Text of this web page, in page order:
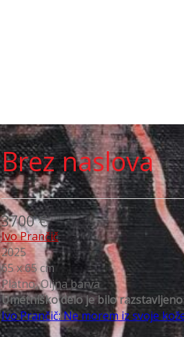
Brez naslova
3700 €
Ivo Prančič
2025
65 x 65 cm
Platno, Oljna barva
Umetniško delo je bilo
Ivo Prančič: Ne morem iz svoje